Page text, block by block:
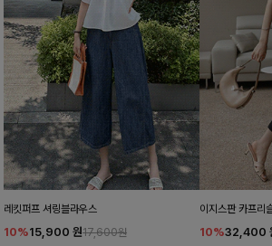
레킷퍼프 셔링블라우스
10%15,900 원17,600원
이지스판 카프리
10%32,400